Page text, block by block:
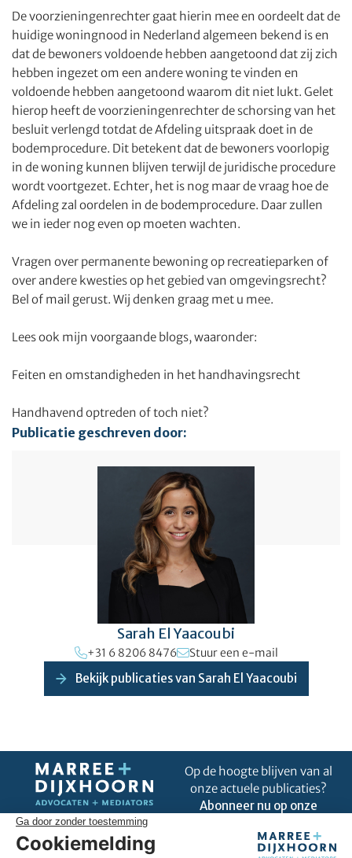
De voorzieningenrechter gaat hierin mee en oordeelt dat de
huidige woningnood in Nederland algemeen bekend is en
dat de bewoners voldoende hebben aangetoond dat zij zich
hebben ingezet om een andere woning te vinden en
voldoende hebben aangetoond waarom dit niet lukt. Gelet
hierop heeft de voorzieningenrechter de schorsing van het
besluit verlengd totdat de Afdeling uitspraak doet in de
bodemprocedure. Dit betekent dat de bewoners voorlopig
in de woning kunnen blijven terwijl de juridische procedure
wordt voortgezet. Echter, het is nog maar de vraag hoe de
Afdeling zal oordelen in de bodemprocedure. Daar zullen
we in ieder nog even op moeten wachten.
Vragen over permanente bewoning op recreatieparken of
over andere kwesties op het gebied van omgevingsrecht?
Bel of mail gerust. Wij denken graag met u mee.
Lees ook mijn voorgaande blogs, waaronder:
Feiten en omstandigheden in het handhavingsrecht
Handhavend optreden of toch niet?
Publicatie geschreven door:
Sarah El Yaacoubi
+31 6 8206 8476 Stuur een e-mail
Bekijk publicaties van Sarah El Yaacoubi
Op de hoogte blijven van al
onze actuele publicaties?
Abonneer nu op onze